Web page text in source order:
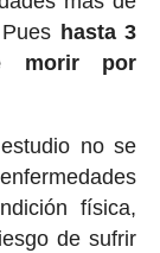
hasta 3
morir por
no se
física,
de sufrir